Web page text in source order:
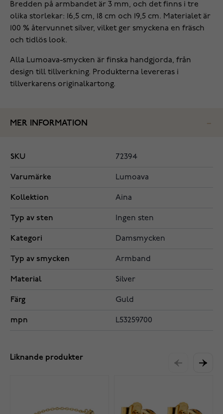
Bredden på armbandet är 3 mm, och det finns i tre
olika storlekar: 16,5 cm, 18 cm och 19,5 cm. Materialet är
100 % återvunnet silver, vilket ger smyckena en fräsch
och tidlös look.
Alla Lumoava-smycken är finska handgjorda, från
design till tillverkning. Produkterna levereras i
tillverkarens originalkartong.
MER INFORMATION
SKU 72394
Varumärke Lumoava
Kollektion Aina
Typ av sten Ingen sten
Kategori Damsmycken
Typ av smycken Armband
Material Silver
Färg Guld
mpn L53259700
Liknande produkter